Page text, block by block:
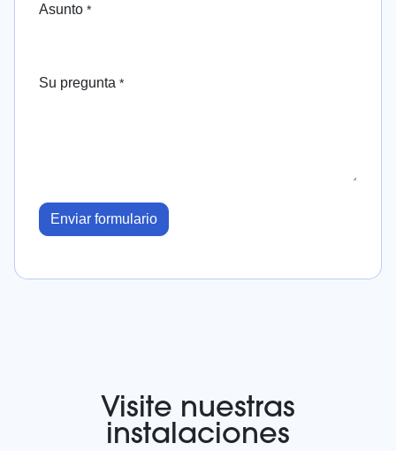
Asunto *
Su pregunta *
Enviar formulario
Visite nuestras
instalaciones